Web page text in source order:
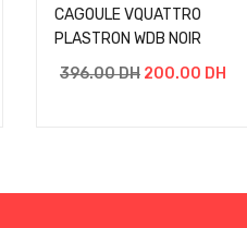
CAGOULE VQUATTRO
PLASTRON WDB NOIR
396.00DH 200.00 DH